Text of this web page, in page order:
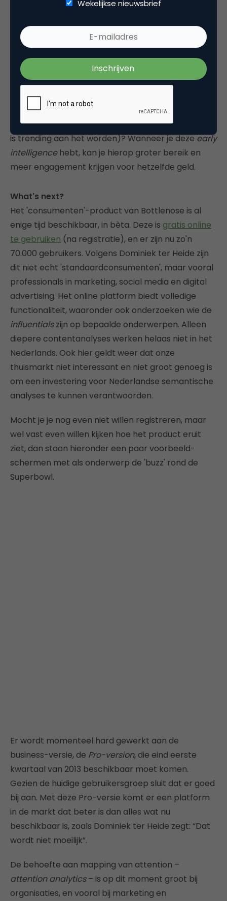
De Bottlenose-technologie maakt het ook mogelijk
om te kijken welke key words nu nog niet relevant
voor online marketeers om te bepalen hoe ze
beter hun marketingbudgetten kunnen uitnutten.
Ze kunnen dan tegen lagere tarieven die keywords
kopen om te koppelen aan hun campagnes. Welke
onderwerpen zijn momentum aan het krijgen (wat
is trending aan het worden)? Wanneer je dezeearly
intelligencehebt, kan je hierop groter bereik en
meer engagement krijgen voor hetzelfde geld.
What's next?
Het 'consumenten'-product van Bottlenose is al
enige tijd beschikbaar, in bèta. Deze is gratis online
te gebruiken (na registratie), en er zijn nu zo'n
70.000 gebruikers. Volgens Dominiek ter Heide zijn
dit niet echt 'standaardconsumenten', maar vooral
professionals in marketing, social media en digital
advertising. Het online platform biedt volledige
functionaliteit, waaronder ook onderzoeken wie de
influentialszijn op bepaalde onderwerpen. Alleen
diepere contentanalyses werken helaas niet in het
Nederlands. Ook hier geldt weer dat onze
thuismarkt niet interessant en niet groot genoeg is
om een investering voor Nederlandse semantische
analyses te kunnen verantwoorden.
Mocht je je nog even niet willen registreren, maar
wel vast even willen kijken hoe het product eruit
ziet, dan staan hieronder een paar voorbeeld-
schermen met als onderwerp de 'buzz' rond de
Superbowl.
Er wordt momenteel hard gewerkt aan de
business-versie, de Pro-version, die eind eerste
kwartaal van 2013 beschikbaar moet komen.
Gezien de huidige gebruikersgroep sluit dat er goed
bij aan. Met deze Pro-versie komt er een platform
in de markt dat beter is dan alles wat nu
beschikbaar is, zoals Dominiek ter Heide zegt: “Dat
wordt niet moeilijk”.
De behoefte aan mapping van attention –
attention analytics– is op dit moment groot bij
organisaties, en vooral bij marketing en
Wekelijkse nieuwsbrief